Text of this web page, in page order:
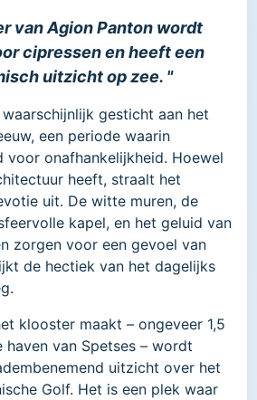
van Agion Panton wordt
cipressen en heeft een
uitzicht op zee. "
gesticht aan het
een periode waarin
voor onafhankelijkheid. Hoewel
heeft, straalt het
uit. De witte muren, de
kapel, en het geluid van
zorgen voor een gevoel van
de hectiek van het dagelijks
klooster maakt – ongeveer 1,5
van Spetses – wordt
uitzicht over het
Golf. Het is een plek waar